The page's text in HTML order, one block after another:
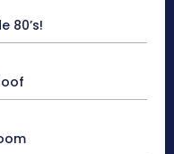
80’s!